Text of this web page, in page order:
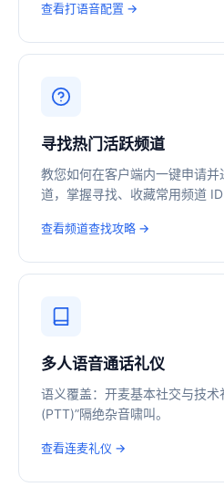
查看打语音配置 →
寻找热门活跃频道
教您如何在客户端内一键申请
道，掌握寻找、收藏常用频道 ID
查看频道查找攻略 →
多人语音通话礼仪
语义覆盖：开麦基本社交与技术
(PTT)”隔绝杂音啸叫。
查看连麦礼仪 →